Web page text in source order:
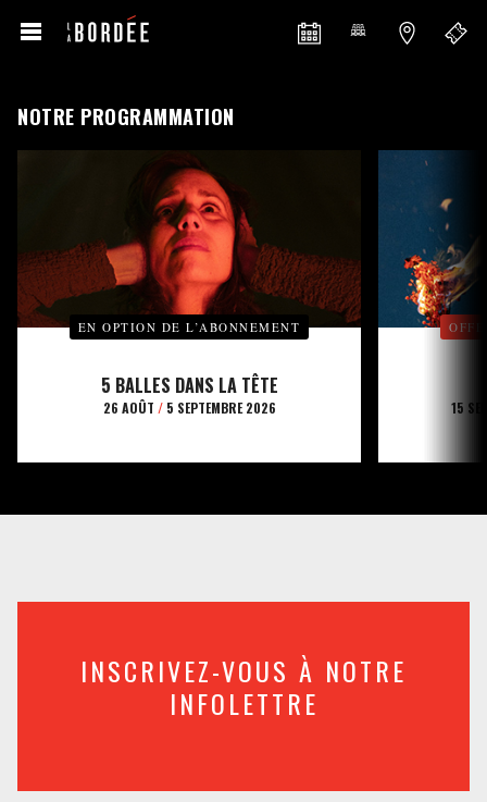
NOTRE PROGRAMMATION
EN OPTION DE L’ABONNEMENT
5 BALLES DANS LA TÊTE
26 AOÛT /5 SEPTEMBRE 2026 15
INSCRIVEZ-VOUS À NOTRE
INFOLETTRE